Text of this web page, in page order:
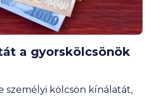
a gyorskölcsönök
személyi kölcsön kínálatát,